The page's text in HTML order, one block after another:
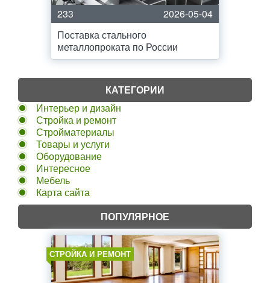
233
2026-05-04
Поставка стального
металлопроката по России
КАТЕГОРИИ
Интерьер и дизайн
Стройка и ремонт
Стройматериалы
Товары и услуги
Оборудование
Интересное
Мебель
Карта сайта
ПОПУЛЯРНОЕ
СТРОЙКА И РЕМОНТ